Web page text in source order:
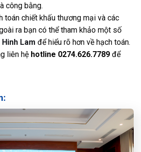
công bằng.
toán chiết khấu thương mại và các
ra bạn có thể tham khảo một số
Hinh Lam để hiểu rõ hơn về hạch toán.
liên hệ hotline 0274.626.7789 để